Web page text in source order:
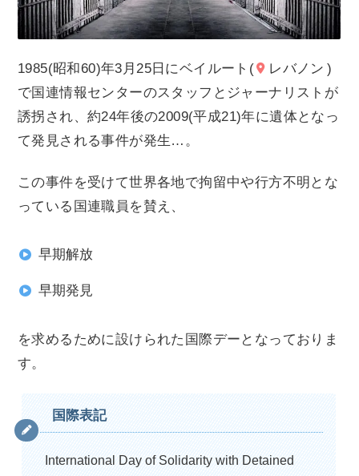
1985(昭和60)年3月25日にベイルート( レバノン )
で国連情報センターのスタッフとジャーナリストが
誘拐され、約24年後の2009(平成21)年に遺体となっ
て発見される事件が発生…。
この事件を受けて世界各地で拘留中や行方不明とな
っている国連職員を賛え、
早期解放
早期発見
を求めるために設けられた国際デーとなっておりま
す。
国際表記
International Day of Solidarity with Detained